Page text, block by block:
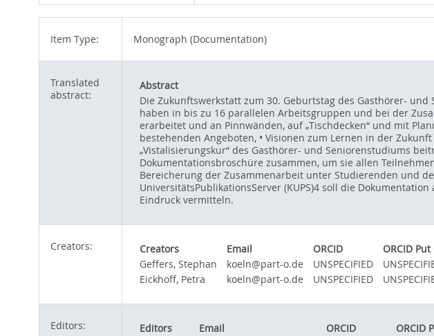
Item Type: Monograph (Documentation)
Translated
abstract:
Abstract
Die Zukunftswerkstatt zum 30. Geburtstag des Gasthörer-
haben in bis zu 16 parallelen Arbeitsgruppen und bei der
erarbeitet und an Pinnwänden, auf „Tischdecken“ und mit
bestehenden Angeboten, • Visionen zum Lernen in der
„Vistalisierungskur“ des Gasthörer- und Seniorenstudiums
Dokumentationsbroschüre zusammen, um sie allen
Bereicherung der Zusammenarbeit unter Studierenden und
UniversitätsPublikationsServer (KUPS)4 soll die
Eindruck vermitteln.
Creators: Creators Email ORCID
ORCID Put
Geffers, Stephan
koeln@part-o.de UNSPECIFIED
Eickhoff, Petra
koeln@part-o.de UNSPECIFIED
Editors: Editors Email ORCID
ORCID